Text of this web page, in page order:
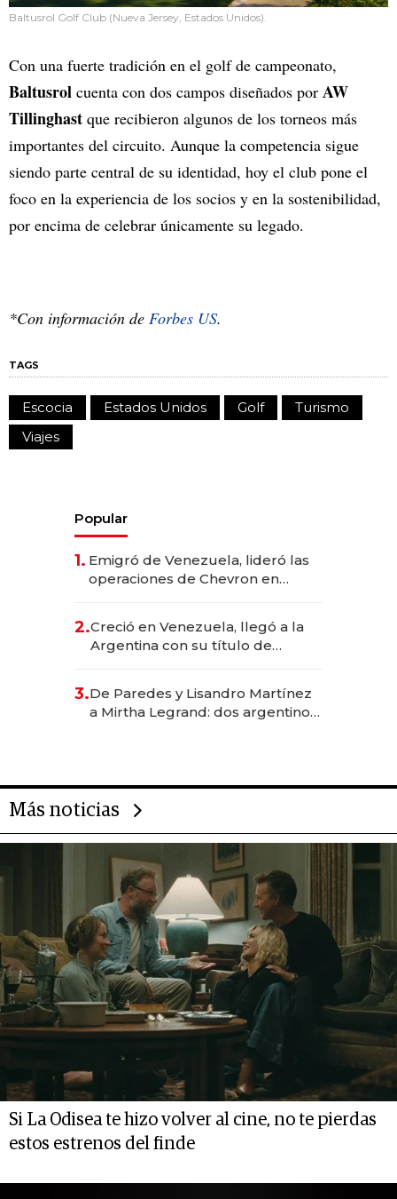
Baltusrol Golf Club (Nueva Jersey, Estados Unidos).
Con una fuerte tradición en el golf de campeonato,
Baltusrol cuenta con dos campos diseñados por AW
Tillinghast que recibieron algunos de los torneos más
importantes del circuito. Aunque la competencia sigue
siendo parte central de su identidad, hoy el club pone el
foco en la experiencia de los socios y en la sostenibilidad,
por encima de celebrar únicamente su legado.
*Con información de Forbes US.
TAGS
Escocia Estados Unidos Golf
Turismo
Viajes
Popular
1. Emigró de Venezuela, lideró las
operaciones de Chevron en
2.Creció en Venezuela, llegó a la
Argentina con su título de
las marcas "fast premium"
3.De Paredes y Lisandro Martínez
a Mirtha Legrand: dos argentinos
Más noticias
Si La Odisea te hizo volver al cine, no te pierdas
estos estrenos del finde